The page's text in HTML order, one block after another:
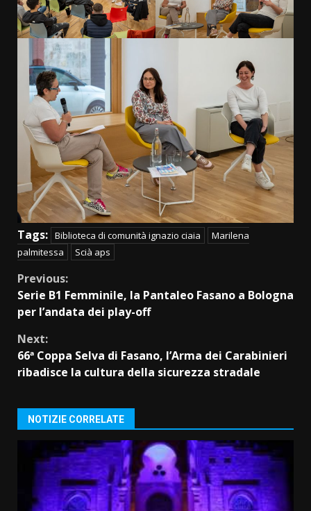
Tags: Biblioteca di comunità ignazio ciaia
Marilena
palmitessa
Scià aps
Continue
Reading
Previous:
Serie B1 Femminile, la Pantaleo Fasano a Bologna
per l’andata dei play-off
Next:
66ª Coppa Selva di Fasano, l’Arma dei Carabinieri
ribadisce la cultura della sicurezza stradale
NOTIZIE CORRELATE